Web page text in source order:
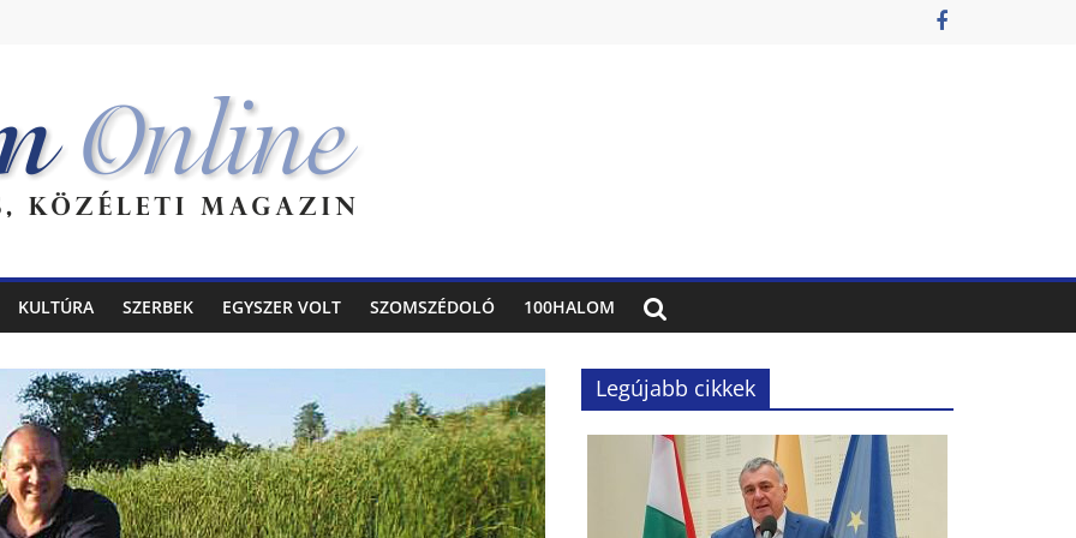
KULTÚRA SZERBEK EGYSZER VOLT SZOMSZÉDOLÓ 100HALOM
Legújabb cikkek